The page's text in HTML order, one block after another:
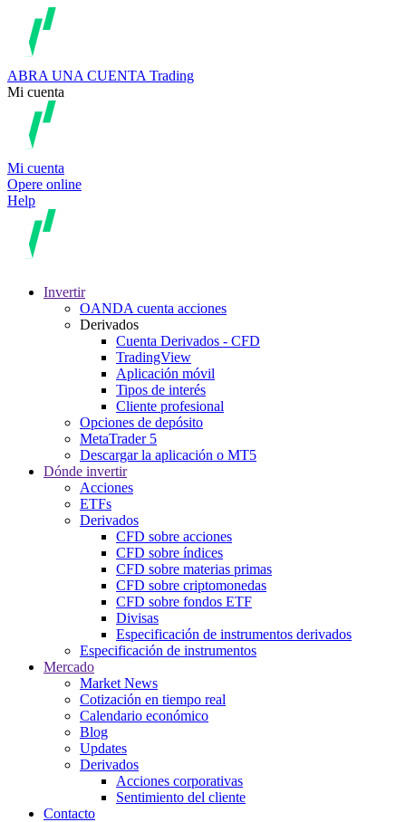
ABRA UNA CUENTA Trading
Mi cuenta
Mi cuenta
Opere online
Help
Invertir
OANDA cuenta acciones
Derivados
Cuenta Derivados - CFD
TradingView
Aplicación móvil
Tipos de interés
Cliente profesional
Opciones de depósito
MetaTrader 5
Descargar la aplicación o MT5
Dónde invertir
Acciones
ETFs
Derivados
CFD sobre acciones
CFD sobre índices
CFD sobre materias primas
CFD sobre criptomonedas
CFD sobre fondos ETF
Divisas
Especificación de instrumentos derivados
Especificación de instrumentos
Mercado
Market News
Cotización en tiempo real
Calendario económico
Blog
Updates
Derivados
Acciones corporativas
Sentimiento del cliente
Contacto